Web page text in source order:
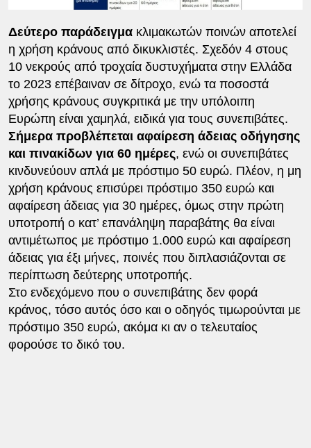
Δεύτερο παράδειγμα κλιμακωτών ποινών αποτελεί
η χρήση κράνους από δικυκλιστές. Σχεδόν 4 στους
10 νεκρούς από τροχαία δυστυχήματα στην Ελλάδα
το 2023 επέβαιναν σε δίτροχο, ενώ τα ποσοστά
χρήσης κράνους συγκριτικά με την υπόλοιπη
Ευρώπη είναι χαμηλά, ειδικά για τους συνεπιβάτες.
Σήμερα προβλέπεται αφαίρεση άδειας οδήγησης
και πινακίδων για 60 ημέρες, ενώ οι συνεπιβάτες
κινδυνεύουν απλά με πρόστιμο 50 ευρώ. Πλέον, η μη
χρήση κράνους επισύρει πρόστιμο 350 ευρώ και
αφαίρεση άδειας για 30 ημέρες, όμως στην πρώτη
υποτροπή ο κατ’ επανάληψη παραβάτης θα είναι
αντιμέτωπος με πρόστιμο 1.000 ευρώ και αφαίρεση
άδειας για έξι μήνες, ποινές που διπλασιάζονται σε
περίπτωση δεύτερης υποτροπής.
Στο ενδεχόμενο που ο συνεπιβάτης δεν φορά
κράνος, τόσο αυτός όσο και ο οδηγός τιμωρούνται με
πρόστιμο 350 ευρώ, ακόμα κι αν ο τελευταίος
φορούσε το δικό του.